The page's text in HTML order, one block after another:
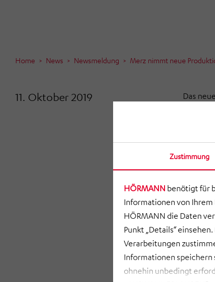
Zustimmung
HÖRMANN benötigt für
Informationen von Ihrem
HÖRMANN die Daten
Punkt „Details“
Verarbeitungen
Informationen speichern
ohnehin unbedingt
Home News Newsmeldung Merz nimmt neue
11. Oktober 2019
Das
Zur
Anhalt,